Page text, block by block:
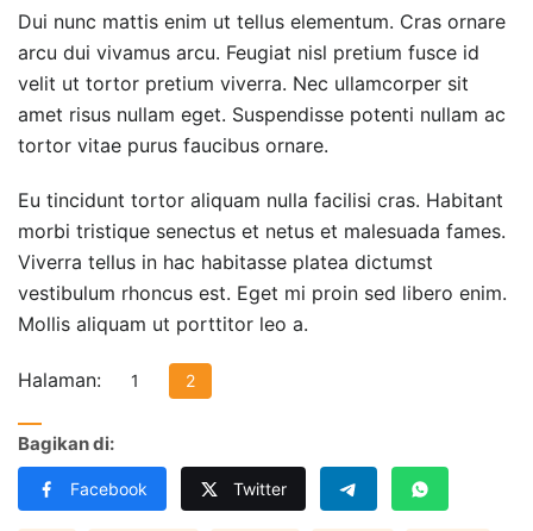
Dui nunc mattis enim ut tellus elementum. Cras ornare
arcu dui vivamus arcu. Feugiat nisl pretium fusce id
velit ut tortor pretium viverra. Nec ullamcorper sit
amet risus nullam eget. Suspendisse potenti nullam ac
tortor vitae purus faucibus ornare.
Eu tincidunt tortor aliquam nulla facilisi cras. Habitant
morbi tristique senectus et netus et malesuada fames.
Viverra tellus in hac habitasse platea dictumst
vestibulum rhoncus est. Eget mi proin sed libero enim.
Mollis aliquam ut porttitor leo a.
Halaman: 1 2
Bagikan di:
Facebook Twitter